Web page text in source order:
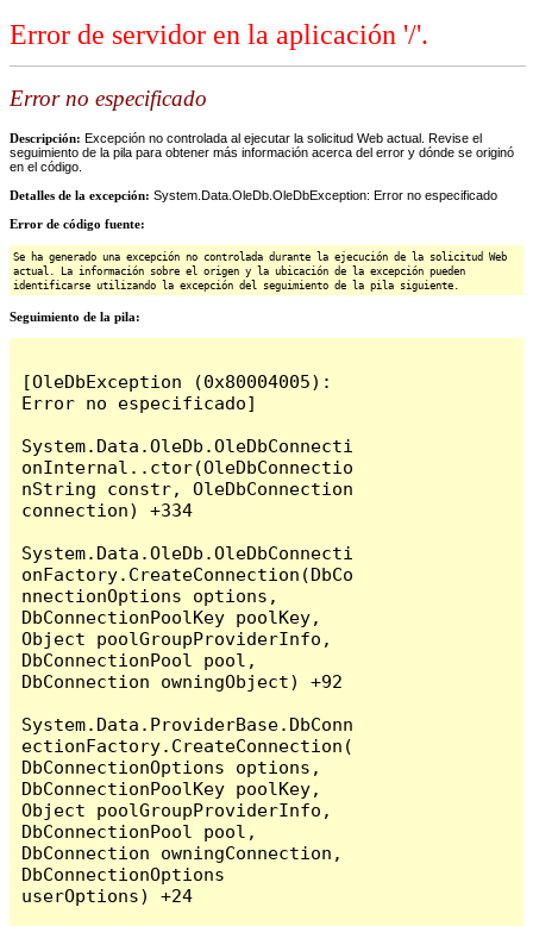
Error de servidor en la aplicación '/'.
Error no especificado
Descripción: Excepción no controlada al ejecutar la solicitud Web actual. Revise el
seguimiento de la pila para obtener más información acerca del error y dónde se originó
en el código.
Detalles de la excepción: System.Data.OleDb.OleDbException: Error no especificado
Error de código fuente:
Se ha generado una excepción no controlada durante la ejecución de la solicitud Web
actual. La información sobre el origen y la ubicación de la excepción pueden
identificarse utilizando la excepción del seguimiento de la pila siguiente.
Seguimiento de la pila:
[OleDbException (0x80004005):
Error no especificado]
System.Data.OleDb.OleDbConnecti
onInternal..ctor(OleDbConnectio
nString constr, OleDbConnection
connection) +334
System.Data.OleDb.OleDbConnecti
onFactory.CreateConnection(DbCo
nnectionOptions options,
DbConnectionPoolKey poolKey,
Object poolGroupProviderInfo,
DbConnectionPool pool,
DbConnection owningObject) +92
System.Data.ProviderBase.DbConn
ectionFactory.CreateConnection(
DbConnectionOptions options,
DbConnectionPoolKey poolKey,
Object poolGroupProviderInfo,
DbConnectionPool pool,
DbConnection owningConnection,
DbConnectionOptions
userOptions) +24